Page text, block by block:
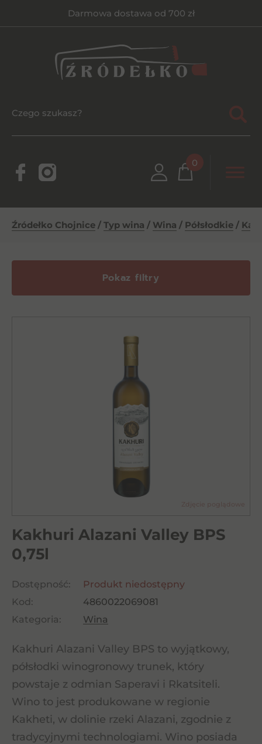
Darmowa dostawa od 700 zł
0
Źródełko Chojnice / Typ wina / Wina / Półsłodkie /
Pokaz filtry
Kakhuri Alazani Valley BPS
0,75l
Dostępność:
Produkt niedostępny
Kod:
4860022069081
Kategoria:
Wina
Kakhuri Alazani Valley BPS to wyjątkowy,
półsłodki winogronowy trunek, który
powstaje z odmian Saperavi i Rkatsiteli.
Wino to jest produkowane w regionie
Kakheti, w dolinie rzeki Alazani, zgodnie z
tradycyjnymi technologiami. Wino posiada